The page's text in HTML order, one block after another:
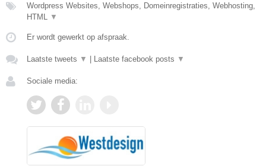
Wordpress Websites, Webshops, Domeinregistraties, Webhosting,
HTML
▼
Er wordt gewerkt op afspraak.
Laatste tweets ▼ Laatste facebook posts ▼
Sociale media: